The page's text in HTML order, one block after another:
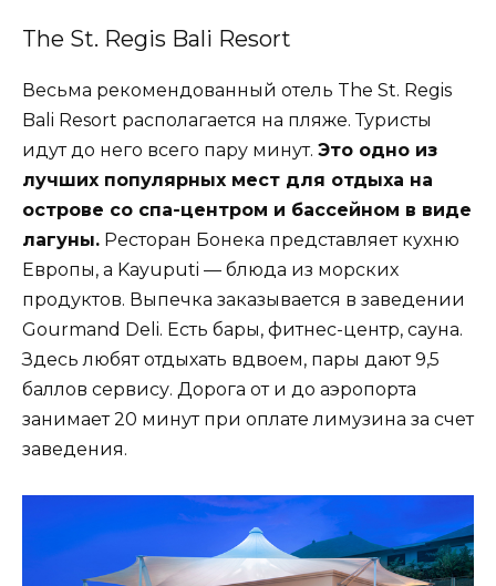
The St. Regis Bali Resort
Весьма рекомендованный отель The St. Regis
Bali Resort располагается на пляже. Туристы
идут до него всего пару минут. Это одно из
лучших популярных мест для отдыха на
острове со спа-центром и бассейном в виде
лагуны. Ресторан Бонека представляет кухню
Европы, а Kayuputi — блюда из морских
продуктов. Выпечка заказывается в заведении
Gourmand Deli. Есть бары, фитнес-центр, сауна.
Здесь любят отдыхать вдвоем, пары дают 9,5
баллов сервису. Дорога от и до аэропорта
занимает 20 минут при оплате лимузина за счет
заведения.